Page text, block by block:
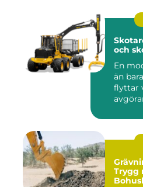
Skotare nyckeln till
och
En
än
flyttar
Trygg